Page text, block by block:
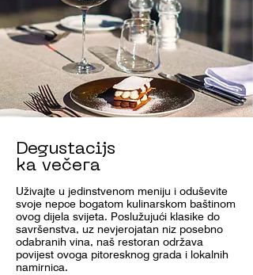
Degustacijs
ka večera
Uživajte u jedinstvenom meniju i oduševite
svoje nepce bogatom kulinarskom baštinom
ovog dijela svijeta. Poslužujući klasike do
savršenstva, uz nevjerojatan niz posebno
odabranih vina, naš restoran održava
povijest ovoga pitoresknog grada i lokalnih
namirnica.